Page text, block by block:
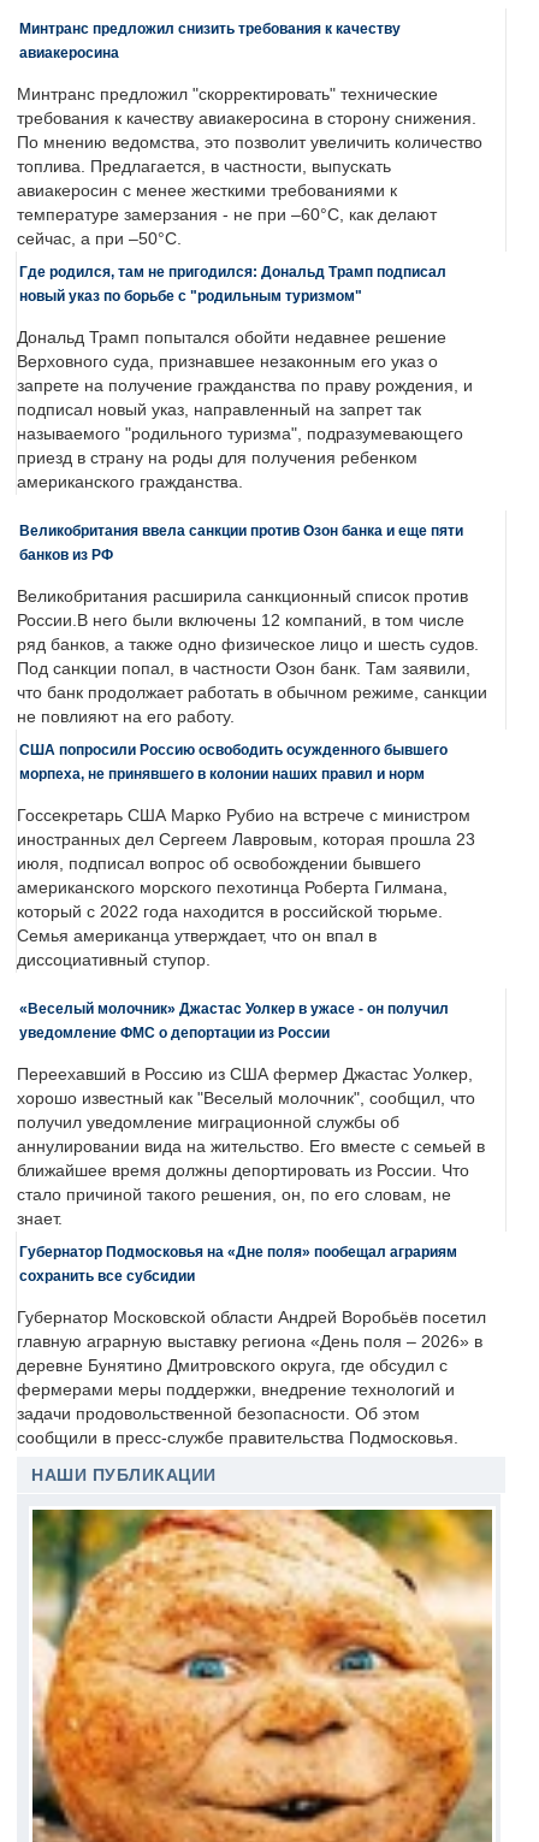
Минтранс предложил снизить требования к качеству
авиакеросина
Минтранс предложил "скорректировать" технические
требования к качеству авиакеросина в сторону снижения.
По мнению ведомства, это позволит увеличить количество
топлива. Предлагается, в частности, выпускать
авиакеросин с менее жесткими требованиями к
температуре замерзания - не при –60°C, как делают
сейчас, а при –50°C.
Где родился, там не пригодился: Дональд Трамп подписал
новый указ по борьбе с "родильным туризмом"
Дональд Трамп попытался обойти недавнее решение
Верховного суда, признавшее незаконным его указ о
запрете на получение гражданства по праву рождения, и
подписал новый указ, направленный на запрет так
называемого "родильного туризма", подразумевающего
приезд в страну на роды для получения ребенком
американского гражданства.
Великобритания ввела санкции против Озон банка и еще пяти
банков из РФ
Великобритания расширила санкционный список против
России.В него были включены 12 компаний, в том числе
ряд банков, а также одно физическое лицо и шесть судов.
Под санкции попал, в частности Озон банк. Там заявили,
что банк продолжает работать в обычном режиме, санкции
не повлияют на его работу.
США попросили Россию освободить осужденного бывшего
морпеха, не принявшего в колонии наших правил и норм
Госсекретарь США Марко Рубио на встрече с министром
иностранных дел Сергеем Лавровым, которая прошла 23
июля, подписал вопрос об освобождении бывшего
американского морского пехотинца Роберта Гилмана,
который с 2022 года находится в российской тюрьме.
Семья американца утверждает, что он впал в
диссоциативный ступор.
«Веселый молочник» Джастас Уолкер в ужасе - он получил
уведомление ФМС о депортации из России
Переехавший в Россию из США фермер Джастас Уолкер,
хорошо известный как "Веселый молочник", сообщил, что
получил уведомление миграционной службы об
аннулировании вида на жительство. Его вместе с семьей в
ближайшее время должны депортировать из России. Что
стало причиной такого решения, он, по его словам, не
знает.
Губернатор Подмосковья на «Дне поля» пообещал аграриям
сохранить все субсидии
Губернатор Московской области Андрей Воробьёв посетил
главную аграрную выставку региона «День поля – 2026» в
деревне Бунятино Дмитровского округа, где обсудил с
фермерами меры поддержки, внедрение технологий и
задачи продовольственной безопасности. Об этом
сообщили в пресс-службе правительства Подмосковья.
НАШИ ПУБЛИКАЦИИ